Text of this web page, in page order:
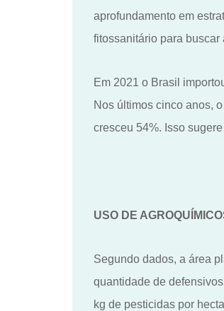
aprofundamento em
fitossanitário para
Em 2021 o Brasil
Nos últimos cinco anos,
cresceu 54%. Isso
USO DE
Segundo dados, a área
quantidade de
kg de pesticidas por